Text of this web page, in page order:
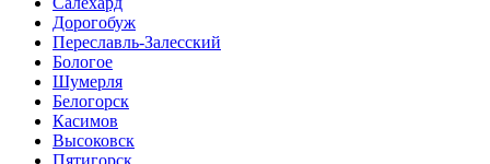
Дорогобуж
Переславль-Залесский
Бологое
Шумерля
Белогорск
Касимов
Высоковск